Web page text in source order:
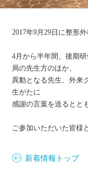
2017年9月29日に整形
​4月から半年間、後期
局の先生方のほか、
異動となる先生、外来
生がたに
感謝の言葉を送るとと
ご参加いただいた皆様
新着情報トップ